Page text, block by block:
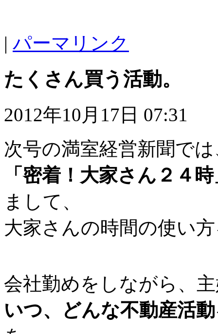
| パーマリンク
たくさん買う活動。
2012年10月17日 07:31
次号の満室経営新聞で
「密着！大家さん２４
まして、
大家さんの時間の使い
会社勤めをしながら、
いつ、どんな不動産活